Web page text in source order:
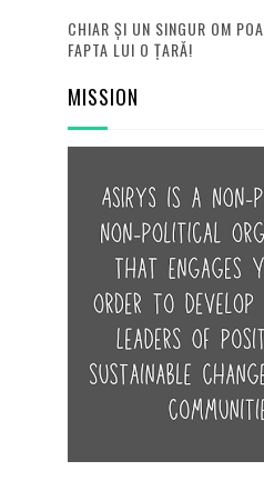
CHIAR ȘI UN SINGUR OM
FAPTA LUI O ȚARĂ!
MISSION